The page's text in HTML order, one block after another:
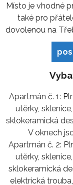
Místo je vhodné
také pro
dovolenou na
Apartmán č. 1:
utěrky,
sklokeramická
V oknech
Apartmán č. 2:
utěrky,
sklokeramická
elektrická